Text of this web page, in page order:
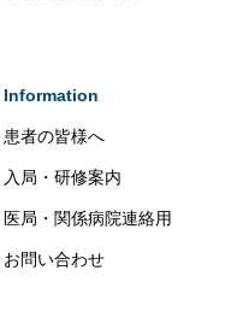
Information
患者の皆様へ
入局・研修案内
医局・関係病院連絡用
お問い合わせ